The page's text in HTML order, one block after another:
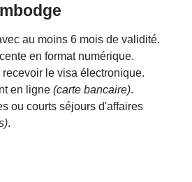
au moins 6 mois de validité.
en format numérique.
le visa électronique.
en ligne (carte bancaire).
ou courts séjours d'affaires
.